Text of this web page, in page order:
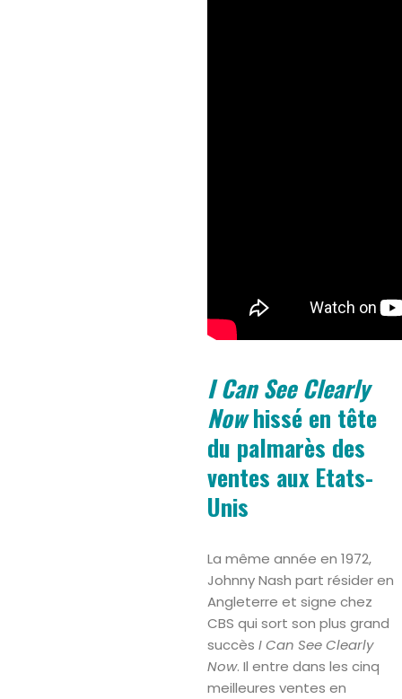
I Can See Clearly
Nowhissé en tête
du palmarès des
ventes aux Etats-
Unis
La même année en 1972,
Johnny Nash part résider en
Angleterre et signe chez
CBS qui sort son plus grand
succès I Can See Clearly
Now. Il entre dans les cinq
meilleures ventes en